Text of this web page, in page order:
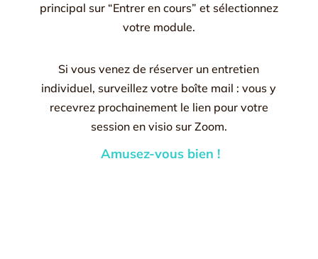
principal sur “Entrer en cours” et sélectionnez
votre module.
Si vous venez de réserver un entretien
individuel, surveillez votre boîte mail : vous y
recevrez prochainement le lien pour votre
session en visio sur Zoom.
Amusez-vous bien !